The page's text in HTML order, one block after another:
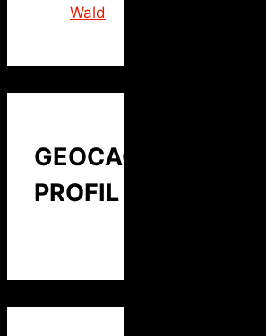
Wald
GEOCACHING
PROFIL